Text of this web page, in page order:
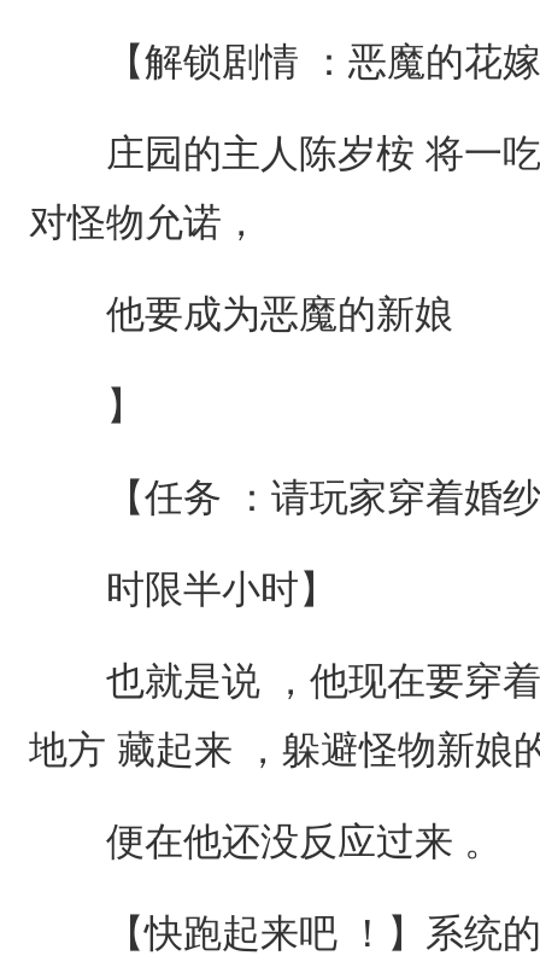
【解锁剧情 ：恶魔的花嫁
庄园的主人陈岁桉 将一吃
对怪物允诺，
他要成为恶魔的新娘
】
【任务 ：请玩家穿着婚纱
时限半小时】
也就是说 ，他现在要穿着
地方 藏起来 ，躲避怪物新娘
便在他还没反应过来 。
【快跑起来吧 ！】系统的